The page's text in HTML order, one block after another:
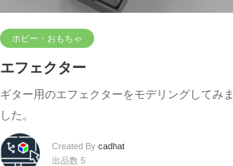
ホビー・おもちゃ
エフェクター
ギター用のエフェクターをモデリングしてみま
した。
Created By cadhat
出品数 5